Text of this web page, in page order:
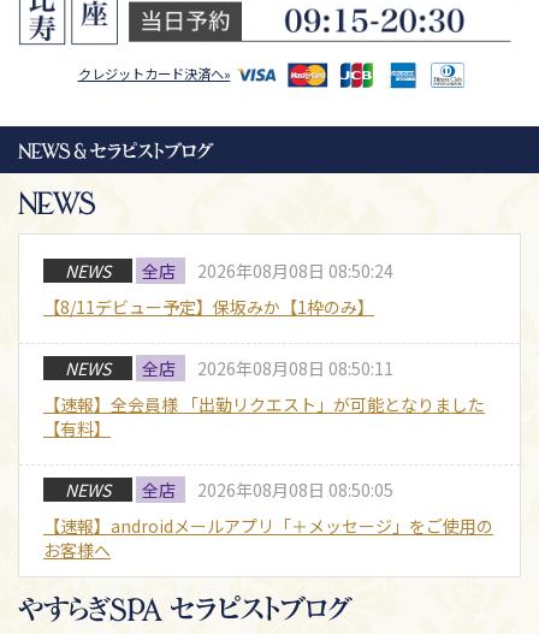
クレジットカード決済へ»
NEWS 全店
2026年08月08日 08:50:24
【8/11デビュー予定】保坂みか【1枠のみ】
NEWS 全店
2026年08月08日 08:50:11
【速報】全会員様 「出勤リクエスト」が可能となりました
【有料】
NEWS 全店
2026年08月08日 08:50:05
【速報】androidメールアプリ「＋メッセージ」をご使用の
お客様へ
NEWS 全店
2026年08月08日 08:49:58